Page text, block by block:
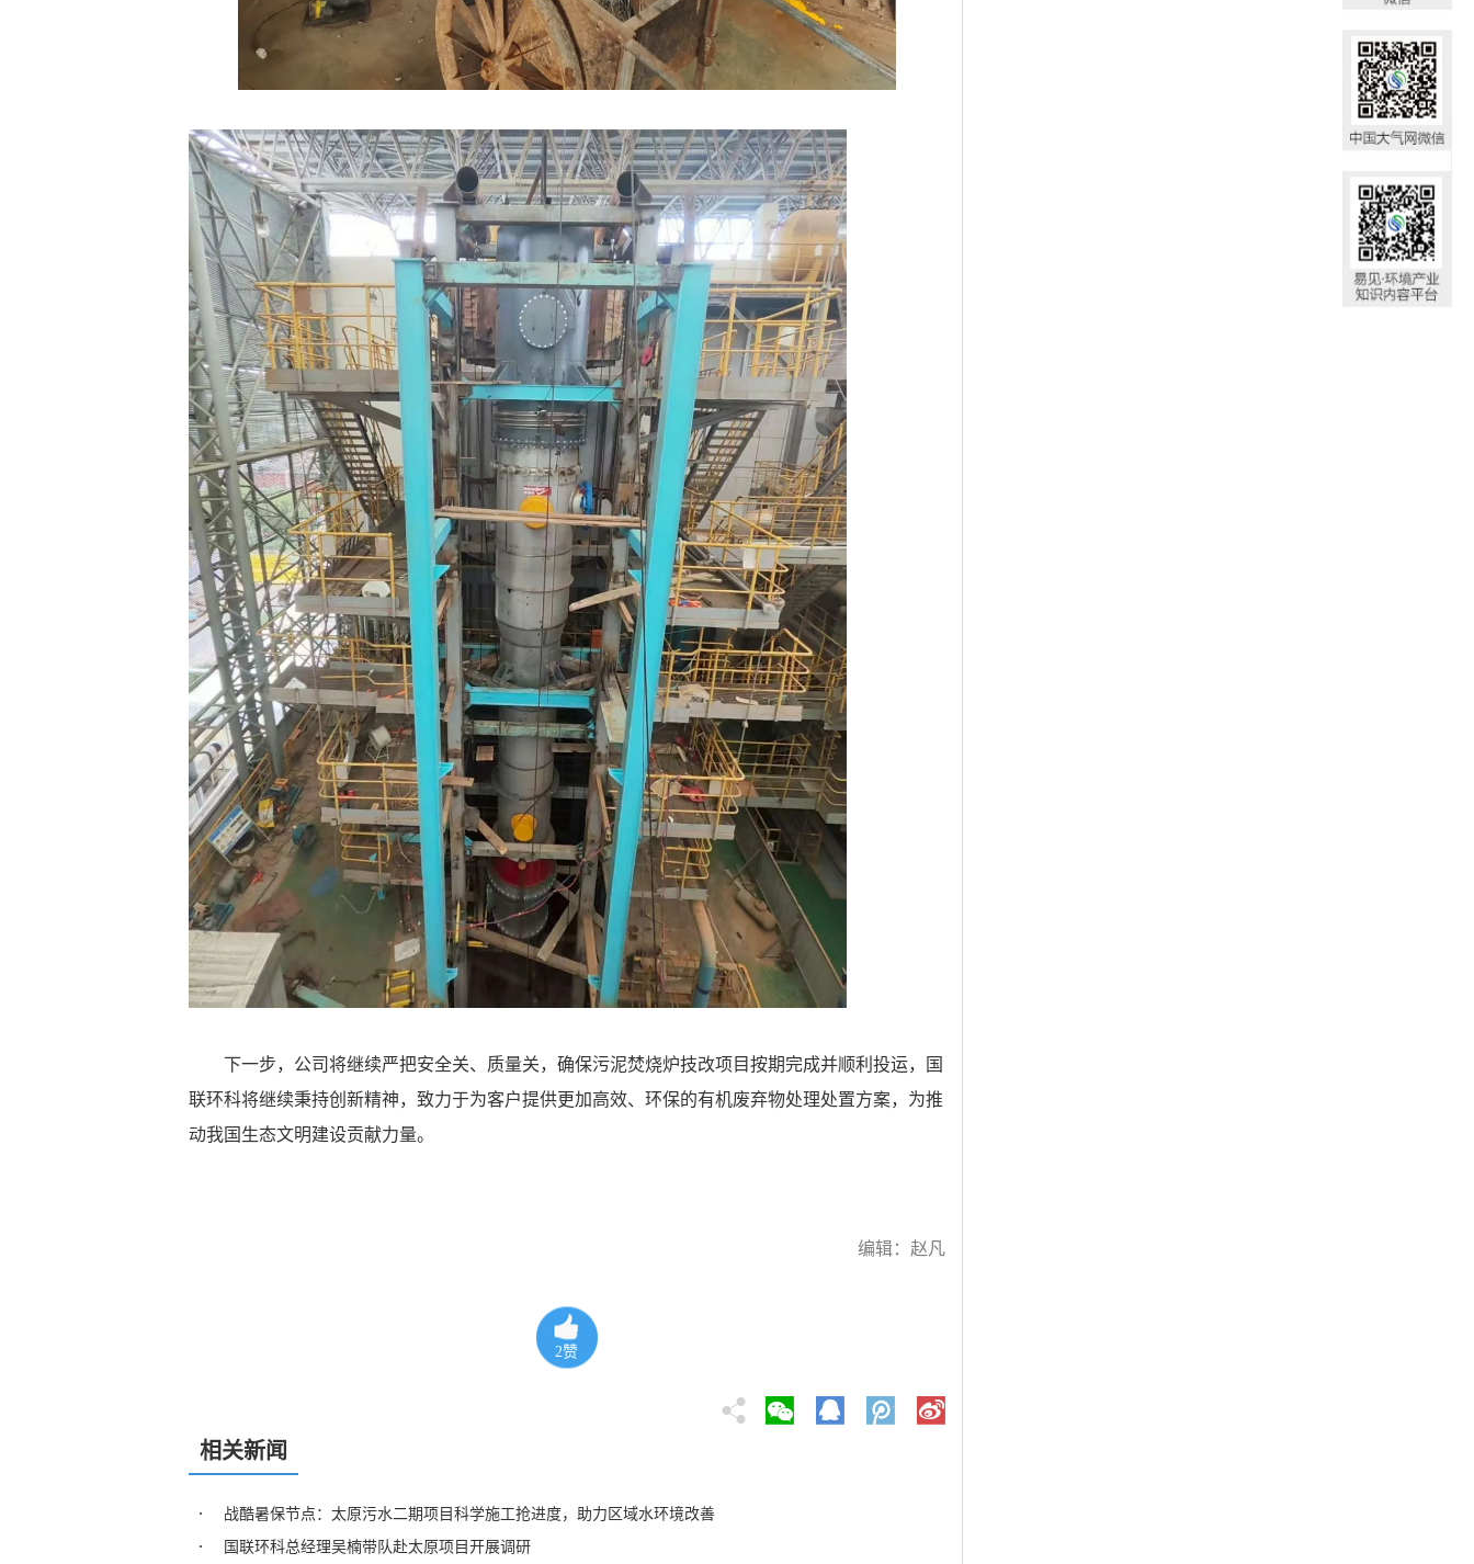
下一步，公司将继续严把安全关、质量关，确保污泥焚烧炉技改项目按期完成并顺利投运，国
联环科将继续秉持创新精神，致力于为客户提供更加高效、环保的有机废弃物处理处置方案，为推
动我国生态文明建设贡献力量。
编辑：赵凡
2赞
相关新闻
战酷暑保节点：太原污水二期项目科学施工抢进度，助力区域水环境改善
国联环科总经理吴楠带队赴太原项目开展调研